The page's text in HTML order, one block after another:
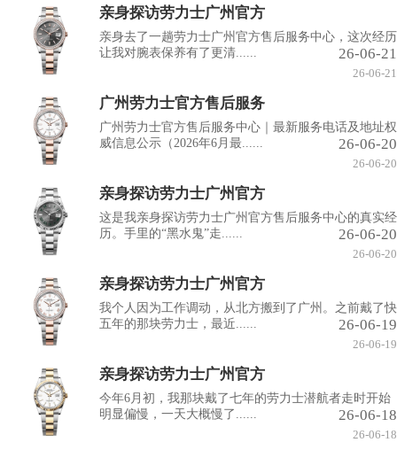
亲身探访劳力士广州官方
亲身去了一趟劳力士广州官方售后服务中心，这次经历
让我对腕表保养有了更清......
26-06-21
26-06-21
广州劳力士官方售后服务
广州劳力士官方售后服务中心｜最新服务电话及地址权
威信息公示（2026年6月最......
26-06-20
26-06-20
亲身探访劳力士广州官方
这是我亲身探访劳力士广州官方售后服务中心的真实经
历。手里的“黑水鬼”走......
26-06-20
26-06-20
亲身探访劳力士广州官方
我个人因为工作调动，从北方搬到了广州。之前戴了快
五年的那块劳力士，最近......
26-06-19
26-06-19
亲身探访劳力士广州官方
今年6月初，我那块戴了七年的劳力士潜航者走时开始
明显偏慢，一天大概慢了......
26-06-18
26-06-18